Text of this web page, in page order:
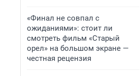
«Финал не совпал с
ожиданиями»: стоит ли
смотреть фильм «Старый
орел» на большом экране —
честная рецензия